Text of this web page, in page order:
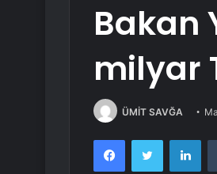
Bakan
milyar
ÜMİT SAVĞA
FacebookTwitter